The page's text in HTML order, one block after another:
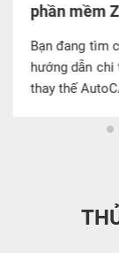
phần mềm
Bạn đang tìm
hướng dẫn chi
thay thế